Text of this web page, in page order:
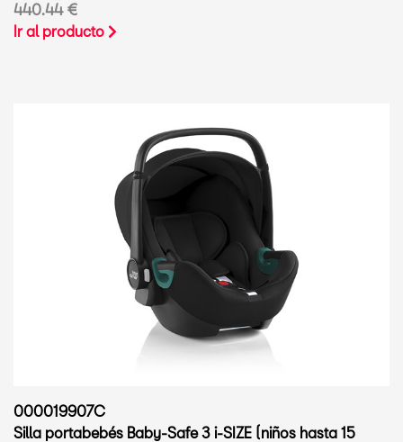
440.44 €
Ir al producto
000019907C
Silla portabebés Baby-Safe 3 i-SIZE (niños hasta 15